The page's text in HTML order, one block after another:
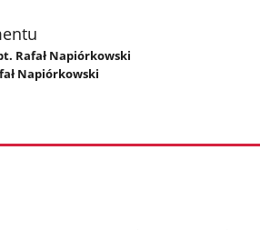
Rafał Napiórkowski
Napiórkowski